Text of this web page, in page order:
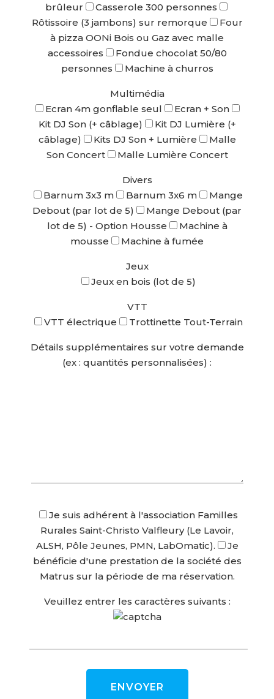
brûleur
Casserole 300 personnes
Rôtissoire (3 jambons) sur remorque
Four
à pizza OONi Bois ou Gaz avec malle
accessoires
Fondue chocolat 50/80
personnes
Machine à churros
Multimédia
Ecran 4m gonflable seul
Ecran + Son
Kit DJ Son (+ câblage)
Kit DJ Lumière (+
câblage)
Kits DJ Son + Lumière
Malle
Son Concert
Malle Lumière Concert
Divers
Barnum 3x3 m
Barnum 3x6 m
Mange
Debout (par lot de 5)
Mange Debout (par
lot de 5) - Option Housse
Machine à
mousse
Machine à fumée
Jeux
Jeux en bois (lot de 5)
VTT
VTT électrique
Trottinette Tout-Terrain
Détails supplémentaires sur votre demande
(ex : quantités personnalisées) :
Je suis adhérent à l'association Familles
Rurales Saint-Christo Valfleury (Le Lavoir,
ALSH, Pôle Jeunes, PMN, LabOmatic).
Je
bénéficie d'une prestation de la société des
Matrus sur la période de ma réservation.
Veuillez entrer les caractères suivants :